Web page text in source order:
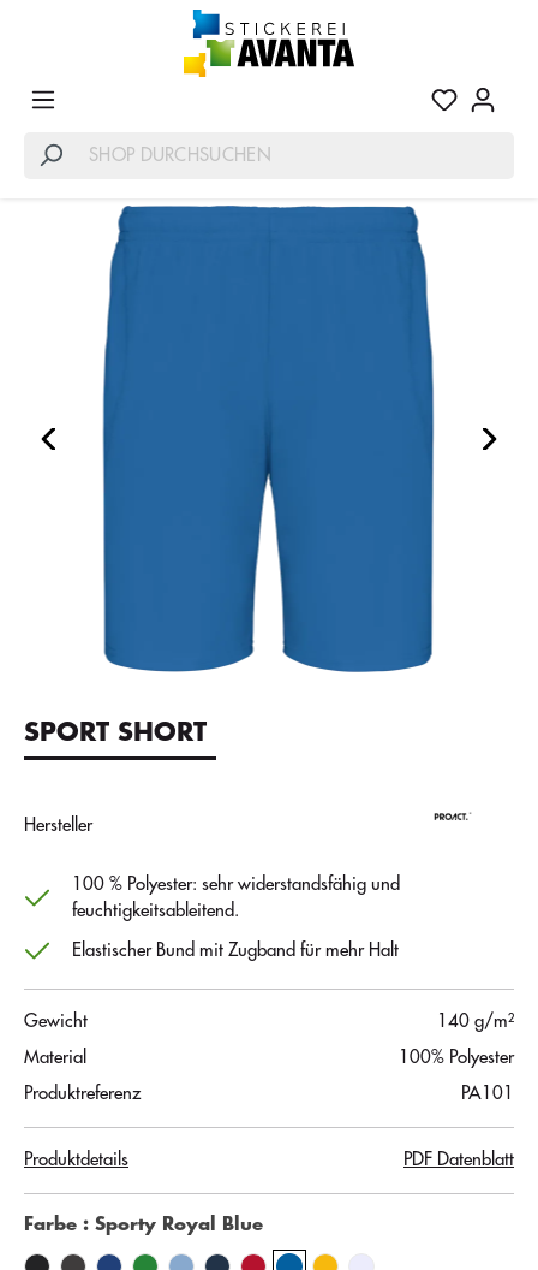
SPORT SHORT
Hersteller
100 % Polyester: sehr widerstandsfähig und
feuchtigkeitsableitend.
Elastischer Bund mit Zugband für mehr Halt
Gewicht
140 g/m²
Material
100% Polyester
Produktreferenz
PA101
Produktdetails PDF Datenblatt
Farbe : Sporty Royal Blue